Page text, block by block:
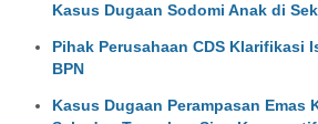
Kasus Dugaan Sodomi Anak di
Pihak Perusahaan CDS Klarifikasi
BPN
Kasus Dugaan Perampasan Emas